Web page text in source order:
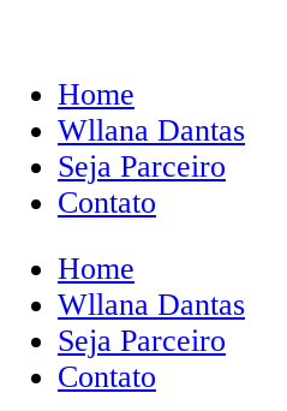
Home
Wllana Dantas
Seja Parceiro
Contato
Home
Wllana Dantas
Seja Parceiro
Contato